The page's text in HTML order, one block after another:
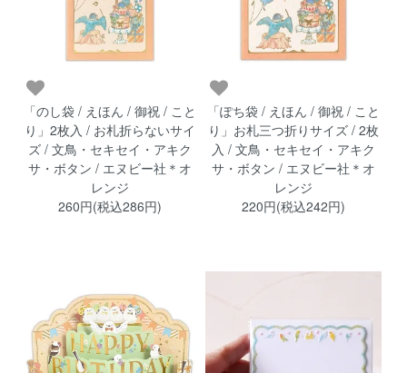
「のし袋 / えほん / 御祝 / こと
り」2枚入 / お札折らないサイ
ズ / 文鳥・セキセイ・アキク
サ・ボタン / エヌビー社＊オ
レンジ
260円(税込286円)
「ぽち袋 / えほん / 御祝 / こと
り」お札三つ折りサイズ / 2枚
入 / 文鳥・セキセイ・アキク
サ・ボタン / エヌビー社＊オ
レンジ
220円(税込242円)